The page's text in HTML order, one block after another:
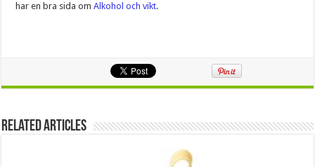
har en bra sida omAlkohol och vikt.
Related Articles